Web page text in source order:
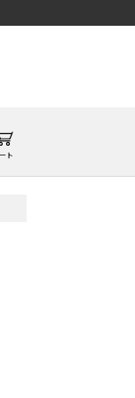
ト